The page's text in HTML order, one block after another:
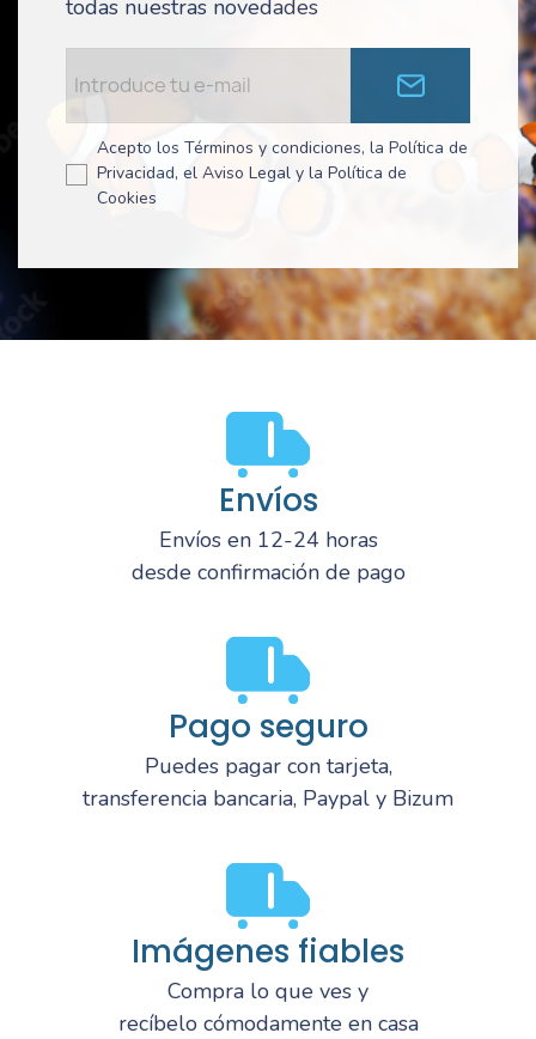
todas nuestras novedades
Acepto los Términos y condiciones, la Política de
Privacidad, el Aviso Legal y la Política de
Cookies
Envíos
Envíos en 12-24 horas
desde confirmación de pago
Pago seguro
Puedes pagar con tarjeta,
transferencia bancaria, Paypal y Bizum
Imágenes fiables
Compra lo que ves y
recíbelo cómodamente en casa